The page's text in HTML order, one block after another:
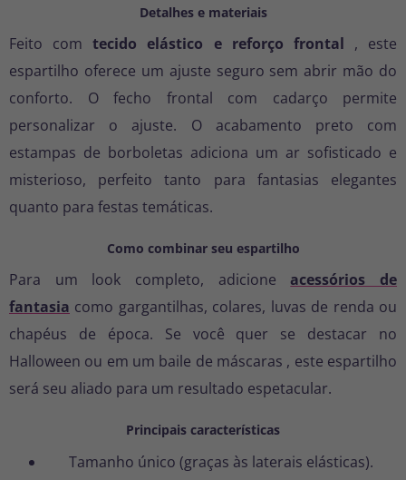
Detalhes e materiais
Feito comtecido elástico e reforço frontal , este
espartilho oferece um ajuste seguro sem abrir mão do
conforto. O fecho frontal com cadarço permite
personalizar o ajuste. O acabamento preto com
estampas de borboletas adiciona um ar sofisticado e
misterioso, perfeito tanto para fantasias elegantes
quanto para festas temáticas.
Como combinar seu espartilho
Para um look completo, adicioneacessórios de
fantasia como gargantilhas, colares, luvas de renda ou
chapéus de época. Se você quer se destacar no
Halloween ou em um baile de máscaras , este espartilho
será seu aliado para um resultado espetacular.
Principais características
Tamanho único (graças às laterais elásticas).